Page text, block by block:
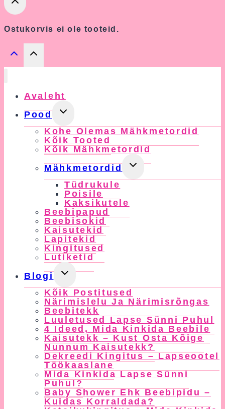
Ostukorvis ei ole tooteid.
Avaleht
Pood
Toggle
Child
Menu
Kohe Olemas Mähkmetordid
Kõik Tooted
Kõik Mähkmetordid
Mähkmetordid
Toggle
Child
Tüdrukule
Poisile
Kaksikutele
Beebipapud
Beebisokid
Kaisutekid
Lapitekid
Kingitused
Lutiketid
Blogi
Toggle
Child
Menu
Kõik Postitused
Närimislelu Ja Närimisrõngas
Beebitekk
Luuletused Lapse Sünni Puhul
4 Ideed, Mida Kinkida Beebile
Kaisutekk – Kust Osta Kõige
Nunnum Kaisutekk?
Dekreedi Kingitus – Lapseootel
Töökaaslane
Mida Kinkida Lapse Sünni
Puhul?
Baby Shower Ehk Beebipidu –
Kuidas Korraldada?